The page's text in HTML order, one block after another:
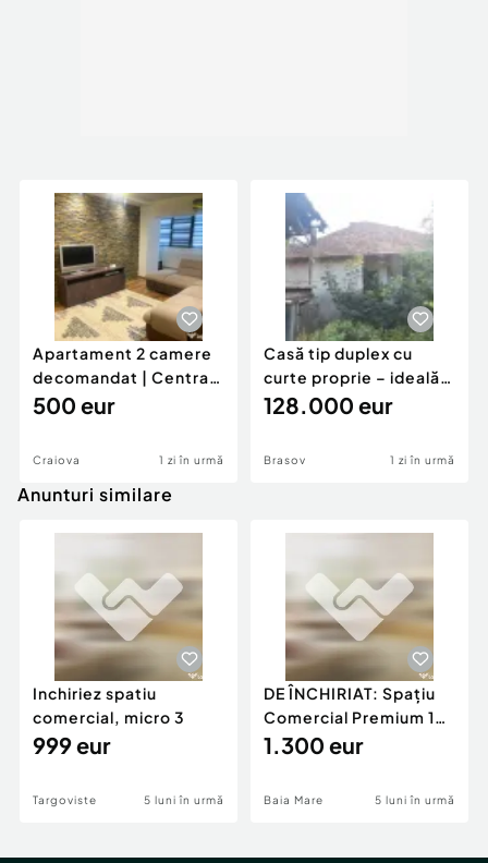
Apartament 2 camere
decomandat | Centrală
proprie | 60 mp |
500 eur
Craiova 1 zi în urmă
Casă tip duplex cu
curte proprie – ideală
pentru renovar
128.000 eur
Brasov 1 zi în urmă
Anunturi similare
Inchiriez spatiu
comercial, micro 3
999 eur
Targoviste 5 luni în urmă
DE ÎNCHIRIAT: Spațiu
Comercial Premium 146
mp – Vizibili
1.300 eur
Baia Mare 5 luni în urmă